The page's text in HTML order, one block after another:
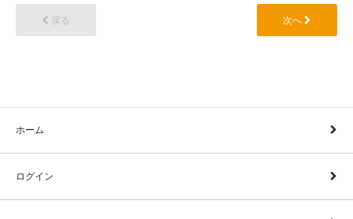
戻る 次へ
ホーム
ログイン